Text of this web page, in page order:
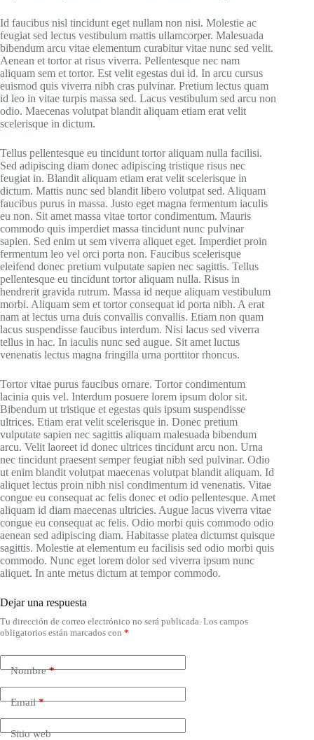
Id faucibus nisl tincidunt eget nullam non nisi. Molestie ac
feugiat sed lectus vestibulum mattis ullamcorper. Malesuada
bibendum arcu vitae elementum curabitur vitae nunc sed velit.
Aenean et tortor at risus viverra. Pellentesque nec nam
aliquam sem et tortor. Est velit egestas dui id. In arcu cursus
euismod quis viverra nibh cras pulvinar. Pretium lectus quam
id leo in vitae turpis massa sed. Lacus vestibulum sed arcu non
odio. Maecenas volutpat blandit aliquam etiam erat velit
scelerisque in dictum.
Tellus pellentesque eu tincidunt tortor aliquam nulla facilisi.
Sed adipiscing diam donec adipiscing tristique risus nec
feugiat in. Blandit aliquam etiam erat velit scelerisque in
dictum. Mattis nunc sed blandit libero volutpat sed. Aliquam
faucibus purus in massa. Justo eget magna fermentum iaculis
eu non. Sit amet massa vitae tortor condimentum. Mauris
commodo quis imperdiet massa tincidunt nunc pulvinar
sapien. Sed enim ut sem viverra aliquet eget. Imperdiet proin
fermentum leo vel orci porta non. Faucibus scelerisque
eleifend donec pretium vulputate sapien nec sagittis. Tellus
pellentesque eu tincidunt tortor aliquam nulla. Risus in
hendrerit gravida rutrum. Massa id neque aliquam vestibulum
morbi. Aliquam sem et tortor consequat id porta nibh. A erat
nam at lectus urna duis convallis convallis. Etiam non quam
lacus suspendisse faucibus interdum. Nisi lacus sed viverra
tellus in hac. In iaculis nunc sed augue. Sit amet luctus
venenatis lectus magna fringilla urna porttitor rhoncus.
Tortor vitae purus faucibus ornare. Tortor condimentum
lacinia quis vel. Interdum posuere lorem ipsum dolor sit.
Bibendum ut tristique et egestas quis ipsum suspendisse
ultrices. Etiam erat velit scelerisque in. Donec pretium
vulputate sapien nec sagittis aliquam malesuada bibendum
arcu. Velit laoreet id donec ultrices tincidunt arcu non. Urna
nec tincidunt praesent semper feugiat nibh sed pulvinar. Odio
ut enim blandit volutpat maecenas volutpat blandit aliquam. Id
aliquet lectus proin nibh nisl condimentum id venenatis. Vitae
congue eu consequat ac felis donec et odio pellentesque. Amet
aliquam id diam maecenas ultricies. Augue lacus viverra vitae
congue eu consequat ac felis. Odio morbi quis commodo odio
aenean sed adipiscing diam. Habitasse platea dictumst quisque
sagittis. Molestie at elementum eu facilisis sed odio morbi quis
commodo. Nunc eget lorem dolor sed viverra ipsum nunc
aliquet. In ante metus dictum at tempor commodo.
Dejar una respuesta
Tu dirección de correo electrónico no será publicada. Los campos
obligatorios están marcados con *
Nombre*
Email*
Sitio web